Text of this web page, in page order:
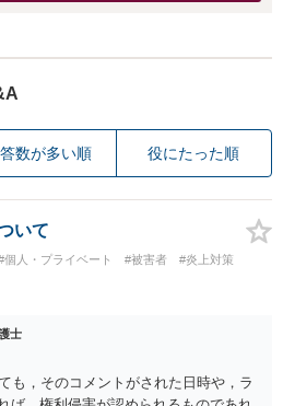
数が多い順 役にたった順
いて
個人・プライベート #被害者
#炎上対策
士
も，そのコメントがされた日時や，ラ